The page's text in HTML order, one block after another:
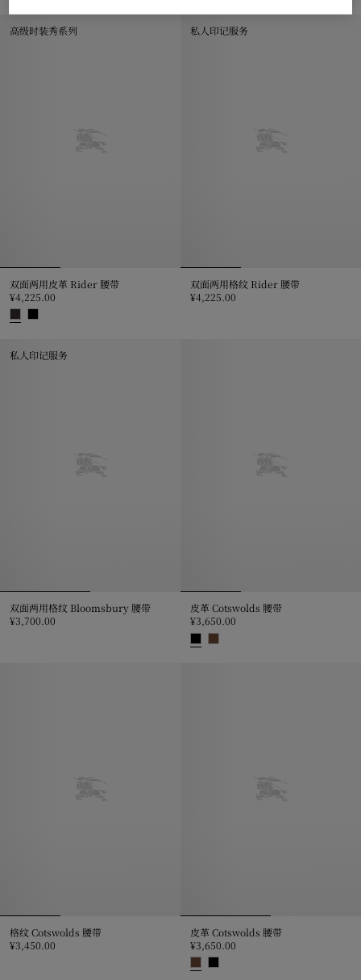
高级时装秀系列
双面两用皮革 Rider 腰带
¥4,225.00
私人印记服务
双面两用格纹 Rider 腰带
¥4,225.00
私人印记服务
双面两用格纹 Bloomsbury 腰带
¥3,700.00
双面两用格纹 Bloomsbury 腰带, ¥3,700.00
皮革 Cotswolds 腰带
¥3,650.00
格纹 Cotswolds 腰带
¥3,450.00
皮革 Cotswolds 腰带
¥3,650.00